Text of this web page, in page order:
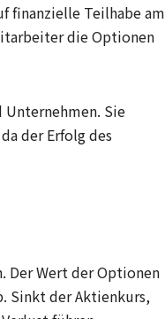
finanzielle Teilhabe am
die Optionen
Sie
der Erfolg des
Der Wert der Optionen
Sinkt der Aktienkurs,